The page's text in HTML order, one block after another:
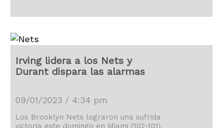
Irving lidera a los Nets y
Durant dispara las alarmas
09/01/2023 / 4:34 pm
Los Brooklyn Nets lograron una sufrida
victoria este domingo en Miami (102-101),